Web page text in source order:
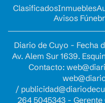
ClasificadosInmuebles
Avisos
Diario de Cuyo - Fecha
Av. Alem Sur 1639.
Contacto:
/
264 5045343 -